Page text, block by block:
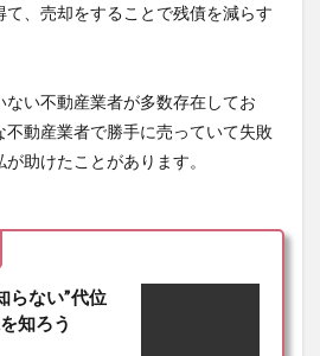
て、売却をすることで残債を減らす
い不動産業者が多数存在してお
不動産業者で勝手に売っていて失敗
助けたことがあります。
らない”代位
知ろう